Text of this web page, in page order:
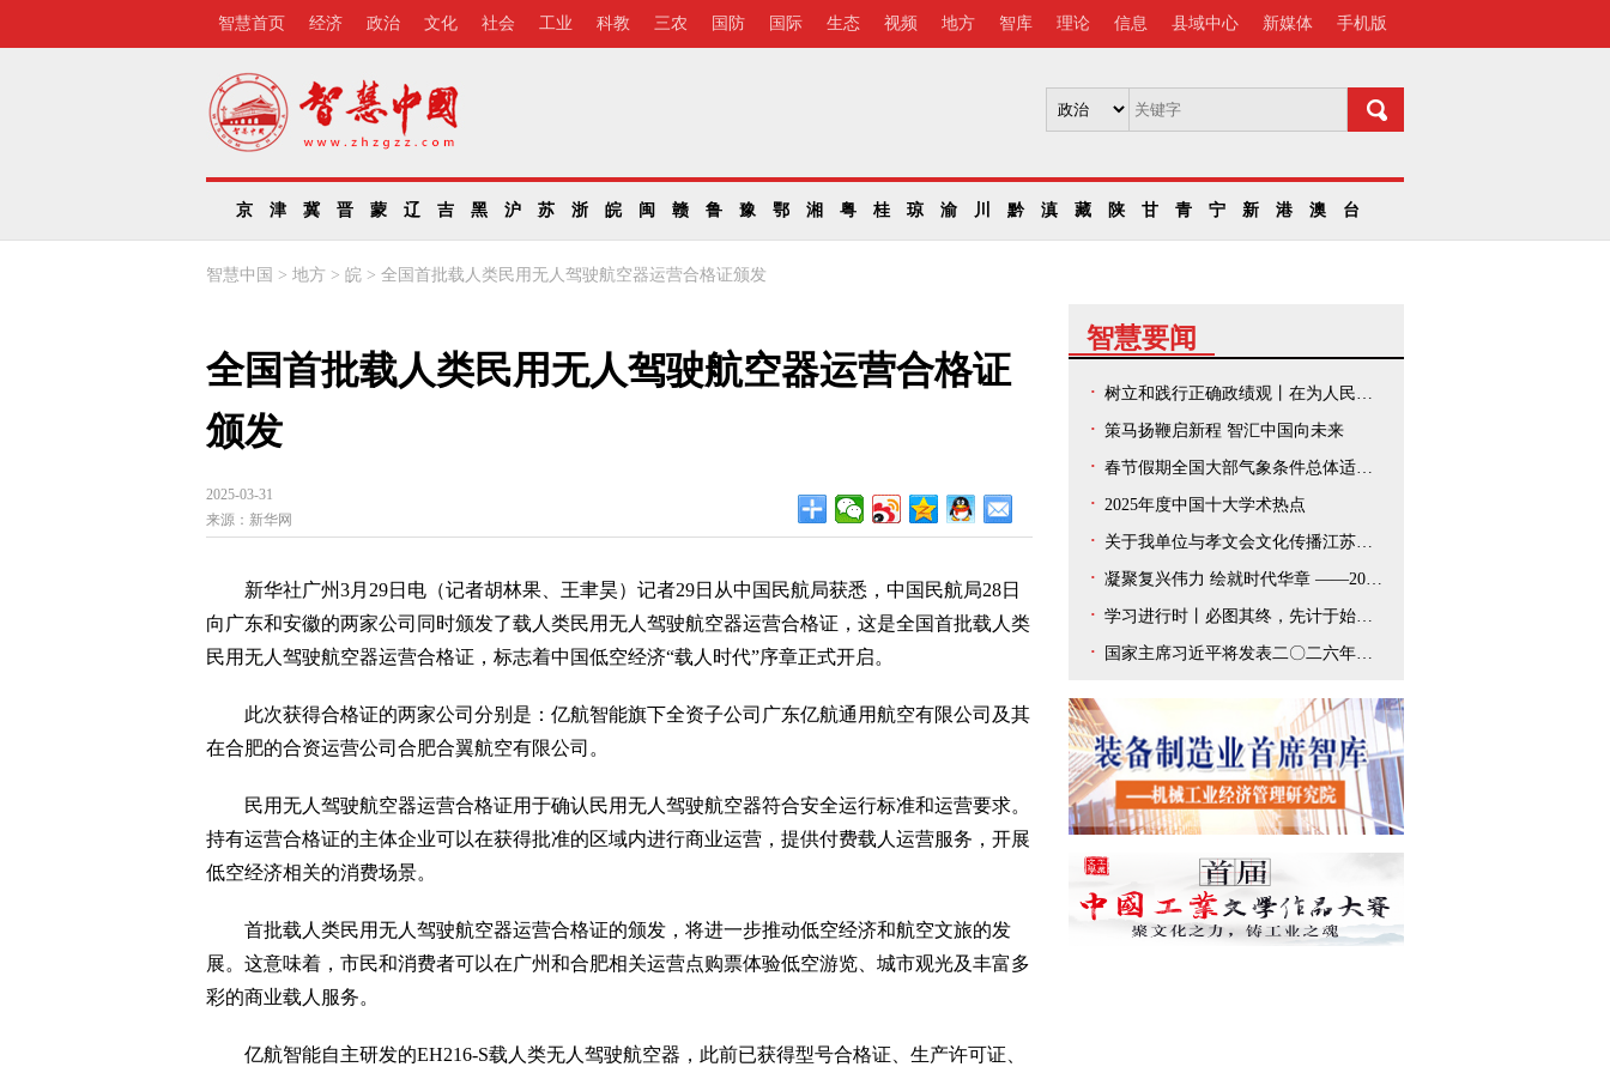
智慧首页 经济 政治 文化 社会 工业 科教 三农 国防 国际 生态 视频 地方 智库 理论 信息 县域中心 新媒体 手机版
京 津 冀 晋 蒙 辽 吉 黑 沪 苏 浙 皖 闽 赣 鲁 豫 鄂 湘 粤 桂 琼 渝 川 黔 滇 藏 陕 甘 青 宁 新 港 澳 台
智慧中国 > 地方 > 皖 > 全国首批载人类民用无人驾驶航空器运营合格证颁发
全国首批载人类民用无人驾驶航空器运营合格证
颁发
2025-03-31
来源： 新华网
新华社广州3月29日电（记者胡林果、王聿昊）记者29日从中国民航局获悉，中国民航局28日
向广东和安徽的两家公司同时颁发了载人类民用无人驾驶航空器运营合格证，这是全国首批载人类
民用无人驾驶航空器运营合格证，标志着中国低空经济“载人时代”序章正式开启。
此次获得合格证的两家公司分别是：亿航智能旗下全资子公司广东亿航通用航空有限公司及其
在合肥的合资运营公司合肥合翼航空有限公司。
民用无人驾驶航空器运营合格证用于确认民用无人驾驶航空器符合安全运行标准和运营要求。
持有运营合格证的主体企业可以在获得批准的区域内进行商业运营，提供付费载人运营服务，开展
低空经济相关的消费场景。
首批载人类民用无人驾驶航空器运营合格证的颁发，将进一步推动低空经济和航空文旅的发
展。这意味着，市民和消费者可以在广州和合肥相关运营点购票体验低空游览、城市观光及丰富多
彩的商业载人服务。
亿航智能自主研发的EH216-S载人类无人驾驶航空器，此前已获得型号合格证、生产许可证、
智慧要闻
树立和践行正确政绩观丨在为人民出政绩、以实干出政绩上走在前、作示范——中央和国家机关、人民团体扎实开展树立和践行正确政绩观学习教育
策马扬鞭启新程 智汇中国向未来
春节假期全国大部气象条件总体适宜出游
2025年度中国十大学术热点
关于我单位与孝文会文化传播江苏有限公司解除合作协议的声明
凝聚复兴伟力 绘就时代华章 ——2025年宣传思想文化事业开创新局面
学习进行时丨必图其终，先计于始——总书记新年贺词给我们以深刻启迪
国家主席习近平将发表二〇二六年新年贺词